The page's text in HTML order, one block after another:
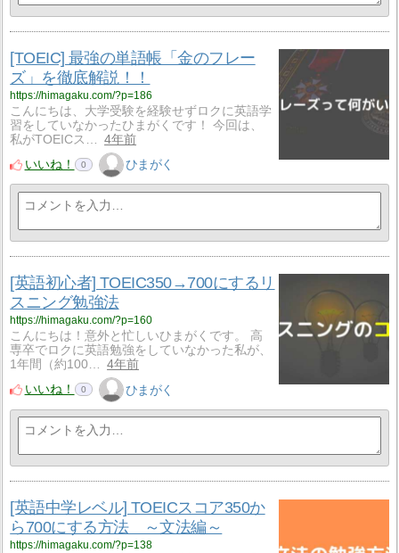
[TOEIC] 最強の単語帳「金のフレー
ズ」を徹底解説！！
https://himagaku.com/?p=186
こんにちは、大学受験を経験せずロクに英語学
習をしていなかったひまがくです！ 今回は、
私がTOEICス…
4年前
いいね！
0 ひまがく
[英語初心者] TOEIC350→700にするリ
スニング勉強法
https://himagaku.com/?p=160
こんにちは！意外と忙しいひまがくです。 高
専卒でロクに英語勉強をしていなかった私が、
1年間（約100…
4年前
いいね！
0 ひまがく
[英語中学レベル] TOEICスコア350か
ら700にする方法 ～文法編～
https://himagaku.com/?p=138